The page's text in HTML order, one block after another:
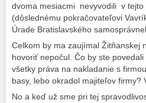
dvoma mesiacmi nevyvodili v tejto
(dôslednému pokračovateľovi
Úrade Bratislavského
Celkom by ma zaujímal Žitňanskej
hovoriť nepočul. Čo by ste
všetky práva na nakladanie s
basy, lebo okradol majiteľov firmy?
No a keď už sme pri tej